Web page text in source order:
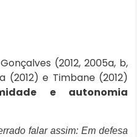
(2012, 2005a, b,
(2012) e Timbane (2012)
e autonomia
falar assim: Em defesa